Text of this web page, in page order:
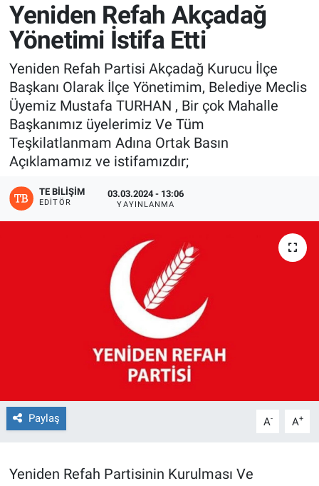
Yeniden Refah Akçadağ
Yönetimi İstifa Etti
Yeniden Refah Partisi Akçadağ Kurucu İlçe
Başkanı Olarak İlçe Yönetimim, Belediye Meclis
Üyemiz Mustafa TURHAN , Bir çok Mahalle
Başkanımız üyelerimiz Ve Tüm
Teşkilatlanmam Adına Ortak Basın
Açıklamamız ve istifamızdır;
TE BILIŞIM
EDITÖR
03.03.2024 - 13:06
YAYINLANMA
Paylaş A- A+
Yeniden Refah Partisinin Kurulması Ve
EKONOMİ
Son Dakika Haberleri